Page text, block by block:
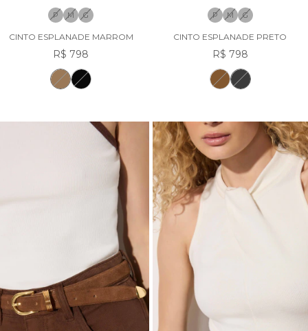
P M G
CINTO ESPLANADE MARROM
R$ 798
P M G
CINTO ESPLANADE PRETO
R$ 798